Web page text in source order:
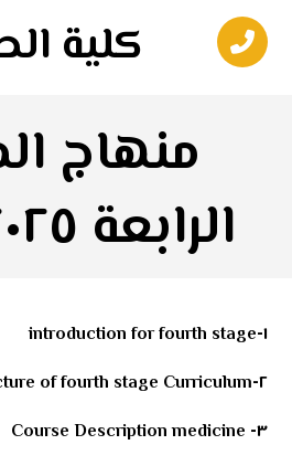
كلية
منهاج
الرابعة ٢٠٢٥-٢٠٢٦
١-introduction for fourth stage
٢-Structure of fourth stage Curriculum
٣- Course Description medicine